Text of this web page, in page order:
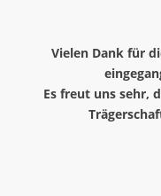
Vielen Dank für
Es freut uns sehr,